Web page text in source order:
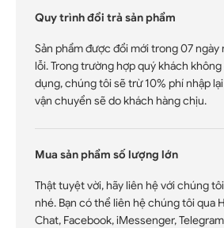
Quy trình đổi trả sản phẩm
Sản phẩm được đổi mới trong 07 ngày
lỗi. Trong trường hợp quý khách
dụng, chúng tôi sẽ trừ 10% phí nhập
vận chuyển sẽ do khách hàng chịu.
Mua sản phẩm số lượng lớn
Thật tuyệt vời, hãy liên hệ với chúng
nhé. Bạn có thể liên hệ chúng tôi qua
Chat, Facebook, iMessenger,